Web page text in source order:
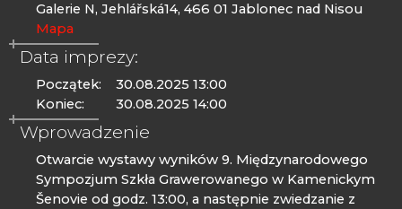
Galerie N, Jehlářská14, 466 01 Jablonec nad Nisou
Mapa
Data imprezy:
Początek:
Koniec:
30.08.2025 13:00
30.08.2025 14:00
Wprowadzenie
Otwarcie wystawy wyników 9. Międzynarodowego
Sympozjum Szkła Grawerowanego w Kamenickym
Šenovie od godz. 13:00, a następnie zwiedzanie z